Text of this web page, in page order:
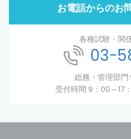
お電話からのお
各種試験・関
03-
総務・管理部門
受付時間 9：00～17